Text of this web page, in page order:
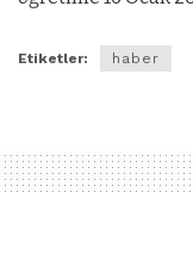
Etiketler: haber